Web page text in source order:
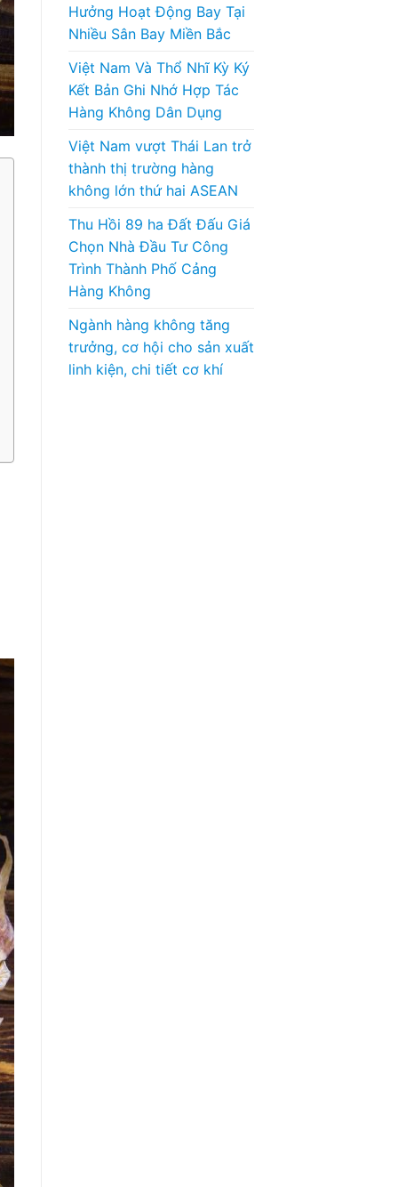
Hưởng Hoạt Động Bay Tại
Nhiều Sân Bay Miền Bắc
Việt Nam Và Thổ Nhĩ Kỳ Ký
Kết Bản Ghi Nhớ Hợp Tác
Hàng Không Dân Dụng
Việt Nam vượt Thái Lan trở
thành thị trường hàng
không lớn thứ hai ASEAN
Thu Hồi 89 ha Đất Đấu Giá
Chọn Nhà Đầu Tư Công
Trình Thành Phố Cảng
Hàng Không
Ngành hàng không tăng
trưởng, cơ hội cho sản xuất
linh kiện, chi tiết cơ khí